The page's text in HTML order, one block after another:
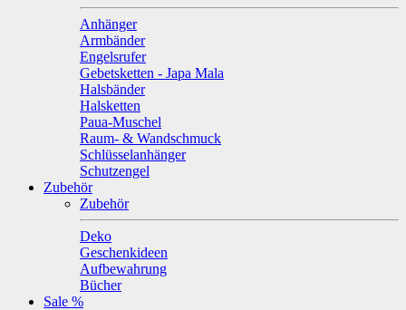
Anhänger
Armbänder
Engelsrufer
Gebetsketten - Japa Mala
Halsbänder
Halsketten
Paua-Muschel
Raum- & Wandschmuck
Schlüsselanhänger
Schutzengel
Zubehör
Zubehör
Deko
Geschenkideen
Aufbewahrung
Bücher
Sale %